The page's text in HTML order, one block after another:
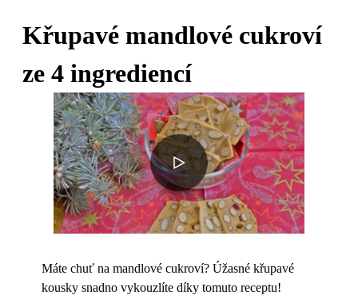
Křupavé mandlové cukroví
ze 4 ingrediencí
Máte chuť na mandlové cukroví? Úžasné křupavé
kousky snadno vykouzlíte díky tomuto receptu!